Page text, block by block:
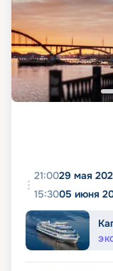
21:0029 мая
15:3005 июня